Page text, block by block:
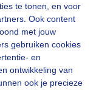
te tonen, en voor
Ook content
met jouw
gebruiken cookies
en
ontwikkeling van
ook je precieze